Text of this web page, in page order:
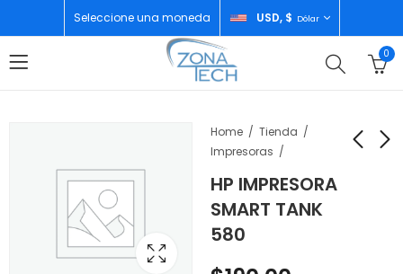
Seleccione una moneda USD, $ Dólar
0
Home
Tienda
Impresoras
HP IMPRESORA
SMART TANK
580
MAX 512GB COSMIC
MAX 1TB DEEP BLUE